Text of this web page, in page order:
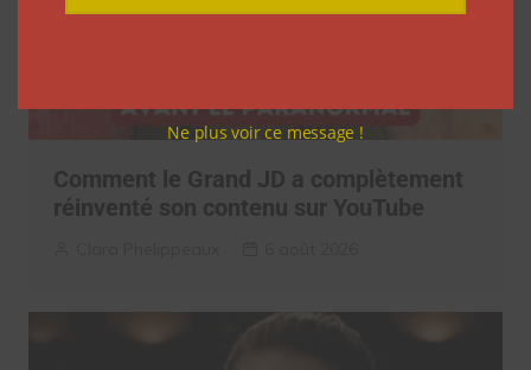
Comment le Grand JD a complètement
réinventé son contenu sur YouTube
Ne plus voir ce message !